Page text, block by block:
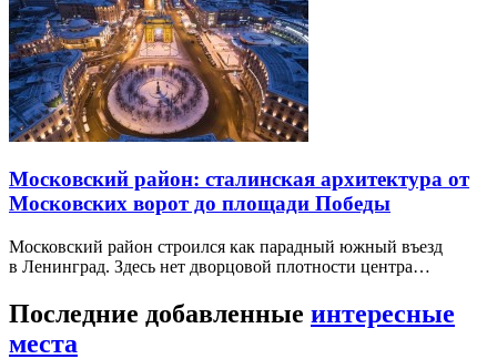
Московский район: сталинская архитектура от
Московских ворот до площади Победы
Московский район строился как парадный южный въезд
в Ленинград. Здесь нет дворцовой плотности центра…
Последние добавленные интересные
места